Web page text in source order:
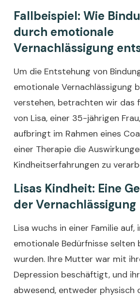
Fallbeispiel: Wie
durch emotionale
Vernachlässigung
Um die Entstehung von
emotionale Vernachlässigung
verstehen, betrachten wir das
von Lisa, einer 35-jährigen
aufbringt im Rahmen eines
einer Therapie die
Kindheitserfahrungen zu
Lisas Kindheit: Eine
der Vernachlässigung
Lisa wuchs in einer Familie auf,
emotionale Bedürfnisse selten
wurden. Ihre Mutter war mit
Depression beschäftigt, und
abwesend, entweder physisch